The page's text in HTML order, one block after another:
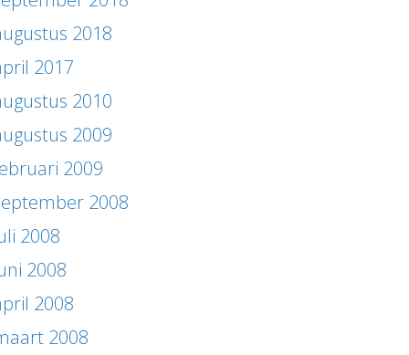
2018
2017
2010
2009
2009
2008
2008
2008
2008
2008